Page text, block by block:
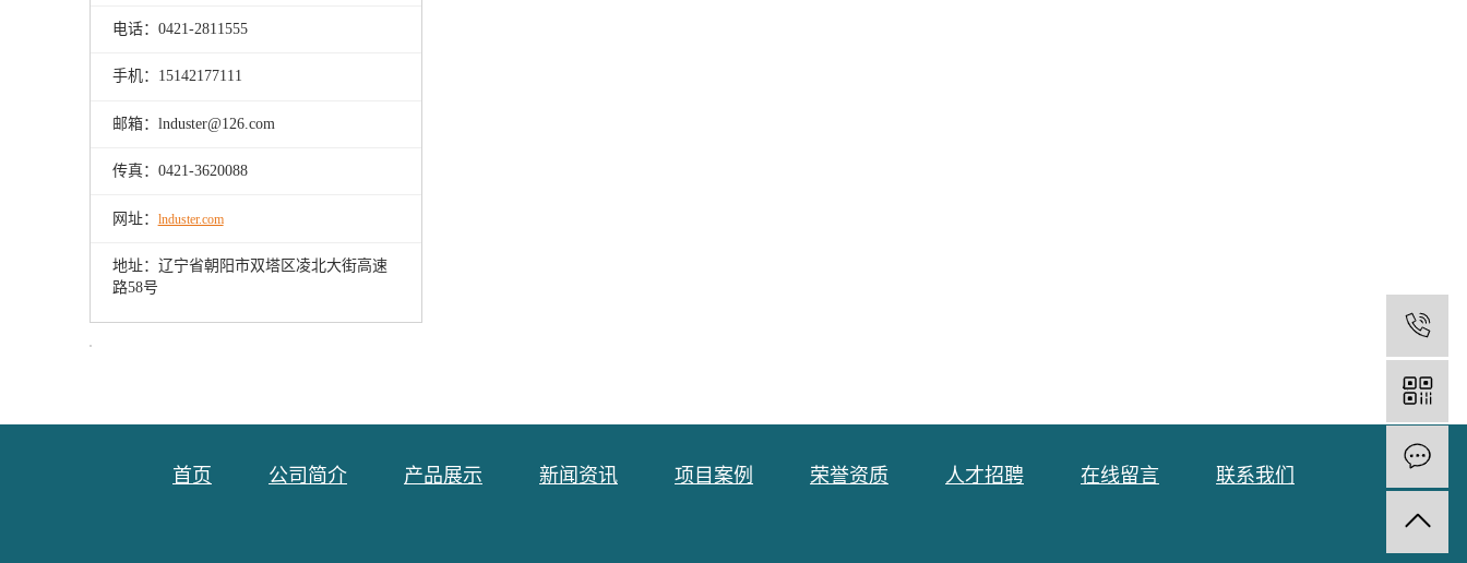
电话：0421-2811555
手机：15142177111
邮箱：lnduster@126.com
传真：0421-3620088
网址： lnduster.com
地址：辽宁省朝阳市双塔区凌北大街高速
路58号
首页 公司简介 产品展示 新闻资讯 项目案例 荣誉资质 人才招聘 在线留言 联系我们